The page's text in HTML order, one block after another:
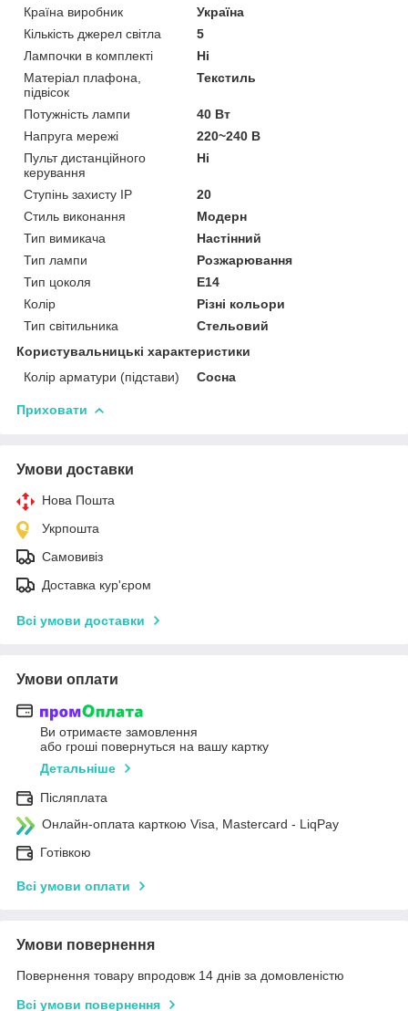
Країна виробник
Україна
Кількість джерел світла
5
Лампочки в комплекті
Ні
Матеріал плафона,
підвісок
Текстиль
Потужність лампи
40 Вт
Напруга мережі
220~240 В
Пульт дистанційного
керування
Ні
Ступінь захисту IP
20
Стиль виконання
Модерн
Тип вимикача
Настінний
Тип лампи
Розжарювання
Тип цоколя
E14
Колір
Різні кольори
Тип світильника
Стельовий
Користувальницькі характеристики
Колір арматури (підстави)
Сосна
Приховати
Умови доставки
Нова Пошта
Укрпошта
Самовивіз
Доставка кур'єром
Всі умови доставки
Умови оплати
Ви отримаєте замовлення
або гроші повернуться на вашу картку
Детальніше
Післяплата
Онлайн-оплата карткою Visa, Mastercard - LiqPay
Готівкою
Всі умови оплати
Умови повернення
Повернення товару впродовж 14 днів за домовленістю
Всі умови повернення